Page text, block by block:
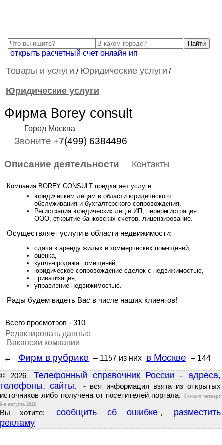
открыть расчетный счет онлайн ип
Товары и услуги / Юридические услуги /
Юридические услуги
Фирма Borey consult
Город Москва
Звоните +7(499) 6384496
Описание деятельности Контакты
Компания BOREY CONSULT предлагает услуги:
юридическим лицам в области юридического
обслуживания и бухгалтерского сопровождения.
Регистрация юридических лиц и ИП, перерегистрация
ООО, открытие банковских счетов, лицензирование.
Осуществляет услуги в области недвижимости:
сдача в аренду жилых и коммерческих помещений,
оценка,
купля-продажа помещений,
юридическое сопровождение сделок с недвижимостью,
приватизация,
управление недвижимостью.
Рады будем видеть Вас в числе наших клиентов!
Всего просмотров - 310
Редактировать данные
Вакансии компании
←
Фирм в рубрике – 1157 из них в Москве – 144
© 2026
Телефонный справочник России - адреса,
телефоны, сайты.
- вся информация взята из открытых
источников либо получена от посетителей портала.
Сегоднячетверг
6-е августа 2026
Вы хотите: сообщить об ошибке ,
разместить
рекламу